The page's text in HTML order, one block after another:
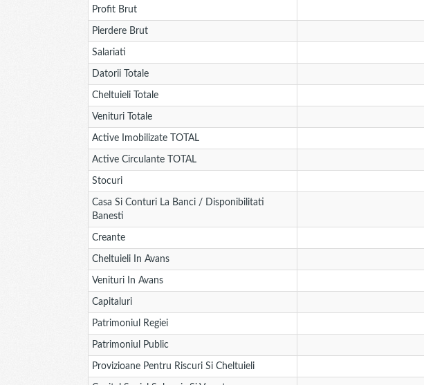
Profit Brut
Pierdere Brut
Salariati
Datorii Totale
Cheltuieli Totale
Venituri Totale
Active Imobilizate TOTAL
Active Circulante TOTAL
Stocuri
Casa Si Conturi La Banci / Disponibilitati
Banesti
Creante
Cheltuieli In Avans
Venituri In Avans
Capitaluri
Patrimoniul Regiei
Patrimoniul Public
Provizioane Pentru Riscuri Si Cheltuieli